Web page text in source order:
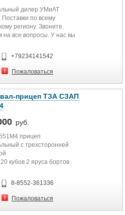
дилер УМиАТ
по всему
региону. Звоните.
на все вопросы. У нас вы
своей техники. При
скидки!!!
груза, кг
кг 33000
куб.м / м 34 /
/ количество осей, шт
на: переднюю ось /
кгс 12000 / 24000
коников, шт 4
круг усиленный
петли дышла, мм 50
СУ / погрузочная высота,
1570
+79234141542
Пожаловаться
прицеп ТЗА СЗАП
руб.
прицеп
с трехсторонней
кубов 2 яруса бортов
дышло с двумя
8-8552-361336
Пожаловаться